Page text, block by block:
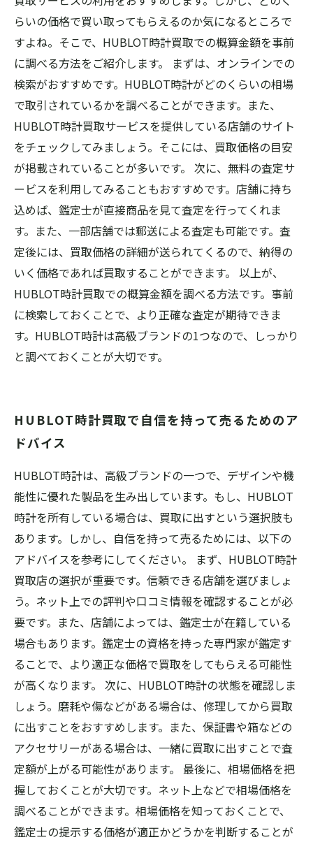
らいの価格で買い取ってもらえるのか気になるところで
すよね。そこで、HUBLOT時計買取での概算金額を事前
に調べる方法をご紹介します。 まずは、オンラインでの
検索がおすすめです。HUBLOT時計がどのくらいの相場
で取引されているかを調べることができます。また、
HUBLOT時計買取サービスを提供している店舗のサイト
をチェックしてみましょう。そこには、買取価格の目安
が掲載されていることが多いです。 次に、無料の査定サ
ービスを利用してみることもおすすめです。店舗に持ち
込めば、鑑定士が直接商品を見て査定を行ってくれま
す。また、一部店舗では郵送による査定も可能です。査
定後には、買取価格の詳細が送られてくるので、納得の
いく価格であれば買取することができます。 以上が、
HUBLOT時計買取での概算金額を調べる方法です。事前
に検索しておくことで、より正確な査定が期待できま
す。HUBLOT時計は高級ブランドの1つなので、しっかり
と調べておくことが大切です。
HUBLOT時計買取で自信を持って売るためのア
ドバイス
HUBLOT時計は、高級ブランドの一つで、デザインや機
能性に優れた製品を生み出しています。もし、HUBLOT
時計を所有している場合は、買取に出すという選択肢も
あります。しかし、自信を持って売るためには、以下の
アドバイスを参考にしてください。 まず、HUBLOT時計
買取店の選択が重要です。信頼できる店舗を選びましょ
う。ネット上での評判や口コミ情報を確認することが必
要です。また、店舗によっては、鑑定士が在籍している
場合もあります。鑑定士の資格を持った専門家が鑑定す
ることで、より適正な価格で買取をしてもらえる可能性
が高くなります。 次に、HUBLOT時計の状態を確認しま
しょう。磨耗や傷などがある場合は、修理してから買取
に出すことをおすすめします。また、保証書や箱などの
アクセサリーがある場合は、一緒に買取に出すことで査
定額が上がる可能性があります。 最後に、相場価格を把
握しておくことが大切です。ネット上などで相場価格を
調べることができます。相場価格を知っておくことで、
鑑定士の提示する価格が適正かどうかを判断することが